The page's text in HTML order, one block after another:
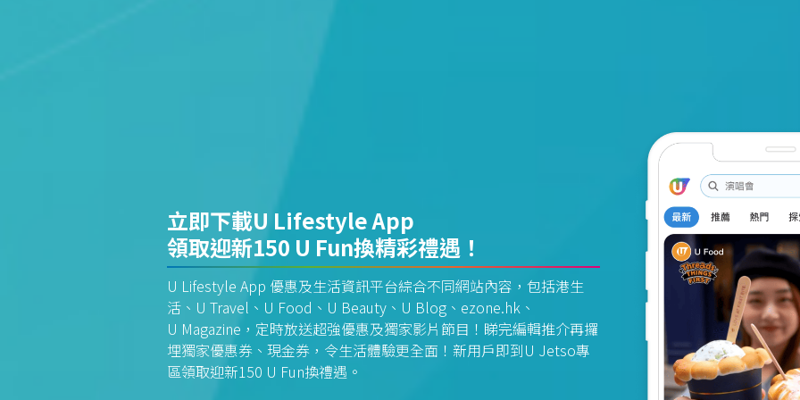
立即下載U Lifestyle App
領取迎新150 U Fun換精彩禮遇！
U Lifestyle App 優惠及生活資訊平台綜合不同網站內容，包括港生
活、U Travel、U Food、U Beauty、U Blog、ezone.hk、
U Magazine，定時放送超強優惠及獨家影片節目！睇完編輯推介再攞
埋獨家優惠券、現金券，令生活體驗更全面！新用戶即到U Jetso專
區領取迎新150 U Fun換禮遇。